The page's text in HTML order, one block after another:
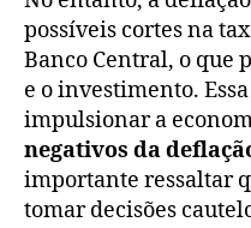
possíveis cortes na
Banco Central, o que
e o investimento.
impulsionar a
negativos da
importante ressaltar
tomar decisões